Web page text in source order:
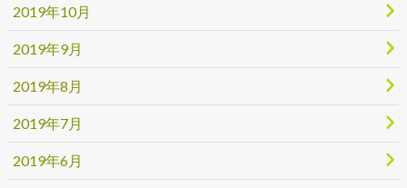
2019年10月
2019年9月
2019年8月
2019年7月
2019年6月